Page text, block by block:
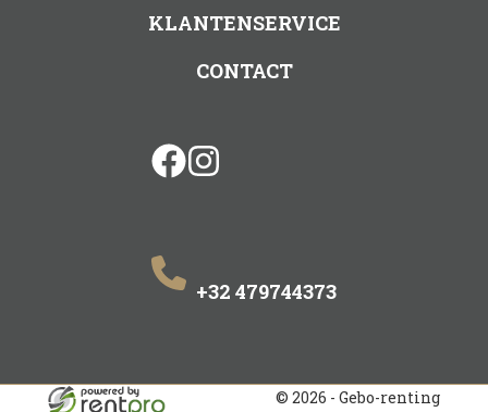
KLANTENSERVICE
CONTACT
facebook
+32 479744373
© 2026 - Gebo-renting